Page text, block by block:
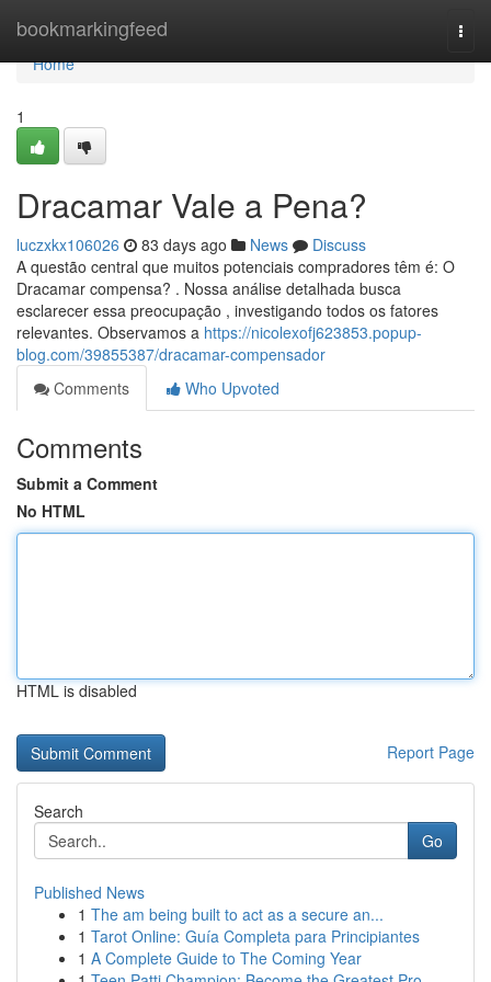
bookmarkingfeed
Home
Home
1
Dracamar Vale a Pena?
luczxkx106026 83 days ago News
Discuss
A questão central que muitos potenciais compradores têm é: O
Dracamar compensa? . Nossa análise detalhada busca
esclarecer essa preocupação , investigando todos os fatores
relevantes. Observamos a https://nicolexofj623853.popup-
blog.com/39855387/dracamar-compensador
Comments
Who Upvoted
Comments
Submit a Comment
No HTML
HTML is disabled
Report Page
Search
Go
Published News
1 The am being built to act as a secure an...
1 Tarot Online: Guía Completa para Principiantes
1 A Complete Guide to The Coming Year